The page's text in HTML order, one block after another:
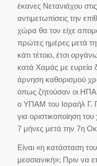
έκανες Νετανιάχου
αντιμετωπίσεις την
χώρα θα τον είχε
πρώτες ημέρες μετά
κάτι τέτοιο, έτσι
κατά Χαμάς με ευρεία
άρνηση καθορισμού
όπως ζητούσαν οι ΗΠΑ
ο ΥΠΑΜ του Ισραήλ Γ.
για οριστικοποίηση
7 μήνες μετά την 7η
Είναι «η κατάσταση
μεσσιανική»; Πριν να